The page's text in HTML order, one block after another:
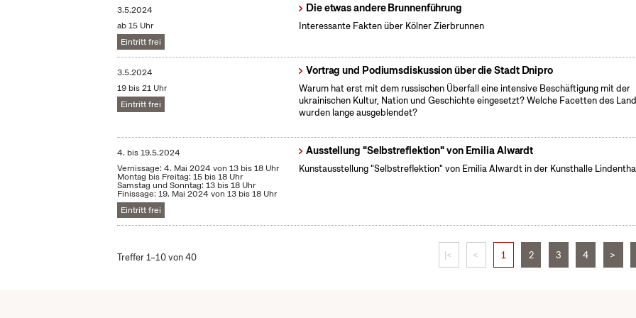
3.5.2024
ab 15 Uhr
Eintritt frei
Die etwas andere Brunnenführung
Interessante Fakten über Kölner Zierbrunnen
3.5.2024
19 bis 21 Uhr
Eintritt frei
Vortrag und Podiumsdiskussion über die Stadt Dnipro
Warum hat erst mit dem russischen Überfall eine intensive Beschäftigung mit der
ukrainischen Kultur, Nation und Geschichte eingesetzt? Welche Facetten des
wurden lange ausgeblendet?
4. bis19.5.2024
Vernissage: 4. Mai 2024 von 13 bis 18 Uhr
Montag bis Freitag: 15 bis 18 Uhr
Samstag und Sonntag: 13 bis 18 Uhr
Finissage: 19. Mai 2024 von 13 bis 18 Uhr
Eintritt frei
Ausstellung "Selbstreflektion" von Emilia Alwardt
Kunstausstellung "Selbstreflektion" von Emilia Alwardt in der Kunsthalle
Treffer 1–10 von 40 |< < 1 2 3 4 >